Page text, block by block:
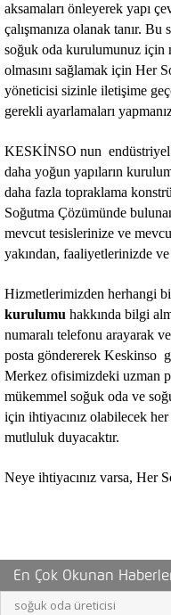
aksamaları önleyerek yapı
çalışmanıza olanak tanır.
soğuk oda kurulumunuz için
olmasını sağlamak için Her
yöneticisi sizinle iletişime
gerekli ayarlamaları
KESKİNSO nun endüstriyel
daha yoğun yapıların
daha fazla topraklama
Soğutma Çözümünde
mevcut tesislerinize ve
yakından, faaliyetlerinizde
Hizmetlerimizden herhangi
kurulumu hakkında bilgi
numaralı telefonu arayarak
posta göndererek Keskinso
Merkez ofisimizdeki uzman
mükemmel soğuk oda ve
için ihtiyacınız olabilecek
mutluluk duyacaktır.
Neye ihtiyacınız varsa, Her
En Çok Okunan
soğuk oda üreticisi